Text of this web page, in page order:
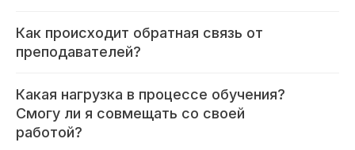
Как происходит обратная связь от
преподавателей?
Какая нагрузка в процессе обучения?
Смогу ли я совмещать со своей
работой?